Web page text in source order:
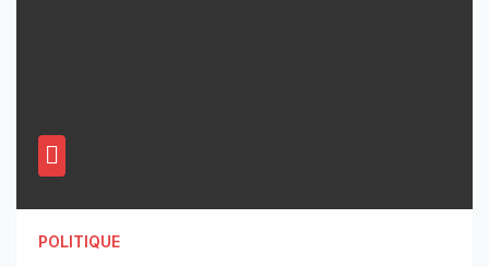
POLITIQUE